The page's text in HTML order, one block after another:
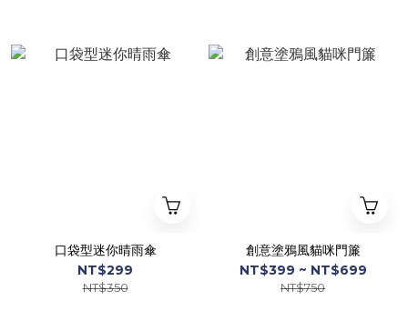
口袋型迷你晴雨傘
NT$299
NT$350
創意塗鴉風貓咪門簾
NT$399 ~ NT$699
NT$750